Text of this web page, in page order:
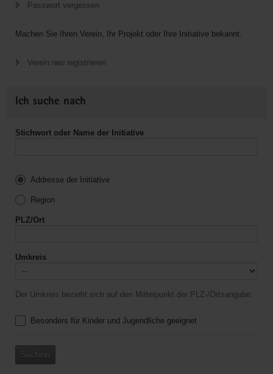
Passwort vergessen
Machen Sie Ihren Verein, Ihr Projekt oder Ihre Initiative bekannt.
Verein neu registrieren
Ich suche nach
Stichwort oder Name der Initiative
Addresse der Initiative
Region
PLZ/Ort
Umkreis
Der Umkreis bezieht sich auf den Mittelpunkt der PLZ-/Ortsangabe.
Besonders für Kinder und Jugendliche geeignet
Suchen